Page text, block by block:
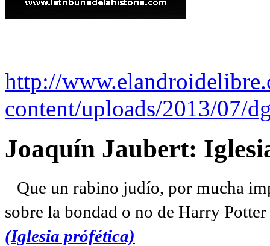
http://
content/uploads/2013/07/
Joaquín Jaubert:
Que un rabino judío, por mucha
sobre la bondad o no de Harry
(Iglesia prófética)